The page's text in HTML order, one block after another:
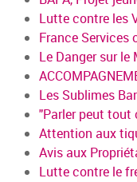
Lutte contre les
France Services
Le Danger sur le
Les Sublimes
"Parler peut tout
Attention aux
Avis aux
Lutte contre le